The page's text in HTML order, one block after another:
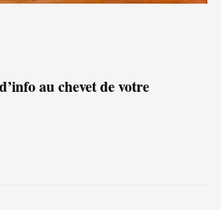
au chevet de votre